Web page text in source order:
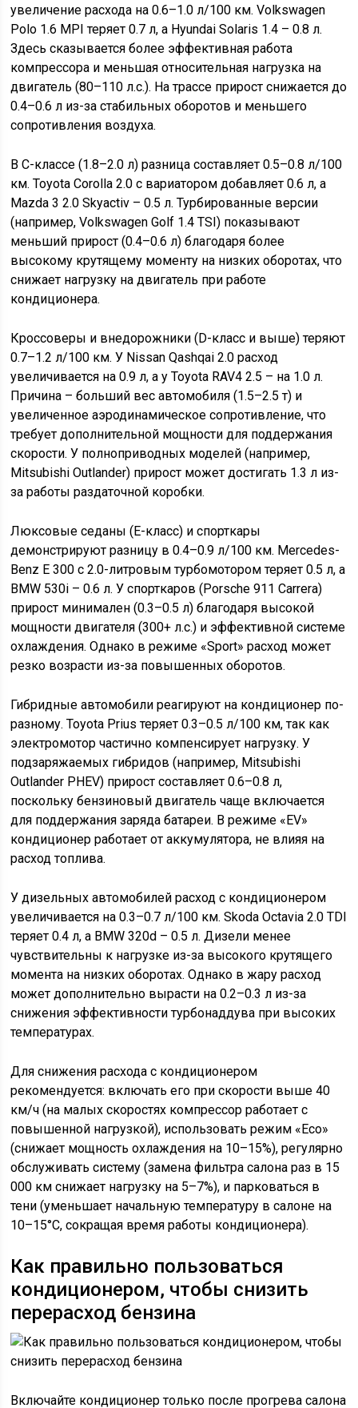
увеличение расхода на 0.6–1.0 л/100 км. Volkswagen
Polo 1.6 MPI теряет 0.7 л, а Hyundai Solaris 1.4 – 0.8 л.
Здесь сказывается более эффективная работа
компрессора и меньшая относительная нагрузка на
двигатель (80–110 л.с.). На трассе прирост снижается до
0.4–0.6 л из-за стабильных оборотов и меньшего
сопротивления воздуха.
В C-классе (1.8–2.0 л) разница составляет 0.5–0.8 л/100
км. Toyota Corolla 2.0 с вариатором добавляет 0.6 л, а
Mazda 3 2.0 Skyactiv – 0.5 л. Турбированные версии
(например, Volkswagen Golf 1.4 TSI) показывают
меньший прирост (0.4–0.6 л) благодаря более
высокому крутящему моменту на низких оборотах, что
снижает нагрузку на двигатель при работе
кондиционера.
Кроссоверы и внедорожники (D-класс и выше) теряют
0.7–1.2 л/100 км. У Nissan Qashqai 2.0 расход
увеличивается на 0.9 л, а у Toyota RAV4 2.5 – на 1.0 л.
Причина – больший вес автомобиля (1.5–2.5 т) и
увеличенное аэродинамическое сопротивление, что
требует дополнительной мощности для поддержания
скорости. У полноприводных моделей (например,
Mitsubishi Outlander) прирост может достигать 1.3 л из-
за работы раздаточной коробки.
Люксовые седаны (E-класс) и спорткары
демонстрируют разницу в 0.4–0.9 л/100 км. Mercedes-
Benz E 300 с 2.0-литровым турбомотором теряет 0.5 л, а
BMW 530i – 0.6 л. У спорткаров (Porsche 911 Carrera)
прирост минимален (0.3–0.5 л) благодаря высокой
мощности двигателя (300+ л.с.) и эффективной системе
охлаждения. Однако в режиме «Sport» расход может
резко возрасти из-за повышенных оборотов.
Гибридные автомобили реагируют на кондиционер по-
разному. Toyota Prius теряет 0.3–0.5 л/100 км, так как
электромотор частично компенсирует нагрузку. У
подзаряжаемых гибридов (например, Mitsubishi
Outlander PHEV) прирост составляет 0.6–0.8 л,
поскольку бензиновый двигатель чаще включается
для поддержания заряда батареи. В режиме «EV»
кондиционер работает от аккумулятора, не влияя на
расход топлива.
У дизельных автомобилей расход с кондиционером
увеличивается на 0.3–0.7 л/100 км. Skoda Octavia 2.0 TDI
теряет 0.4 л, а BMW 320d – 0.5 л. Дизели менее
чувствительны к нагрузке из-за высокого крутящего
момента на низких оборотах. Однако в жару расход
может дополнительно вырасти на 0.2–0.3 л из-за
снижения эффективности турбонаддува при высоких
температурах.
Для снижения расхода с кондиционером
рекомендуется: включать его при скорости выше 40
км/ч (на малых скоростях компрессор работает с
повышенной нагрузкой), использовать режим «Eco»
(снижает мощность охлаждения на 10–15%), регулярно
обслуживать систему (замена фильтра салона раз в 15
000 км снижает нагрузку на 5–7%), и парковаться в
тени (уменьшает начальную температуру в салоне на
10–15°C, сокращая время работы кондиционера).
Как правильно пользоваться
кондиционером, чтобы снизить
перерасход бензина
Включайте кондиционер только после прогрева салона